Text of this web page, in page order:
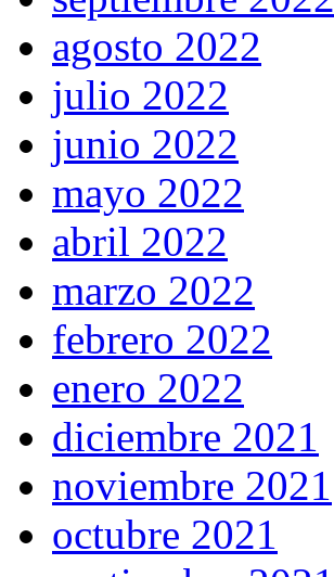
agosto 2022
julio 2022
junio 2022
mayo 2022
abril 2022
marzo 2022
febrero 2022
enero 2022
diciembre 2021
noviembre 2021
octubre 2021